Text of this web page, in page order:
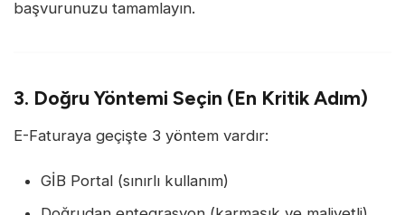
başvurunuzu tamamlayın.
3. Doğru Yöntemi Seçin (En Kritik Adım)
E-Faturaya geçişte 3 yöntem vardır:
GİB Portal (sınırlı kullanım)